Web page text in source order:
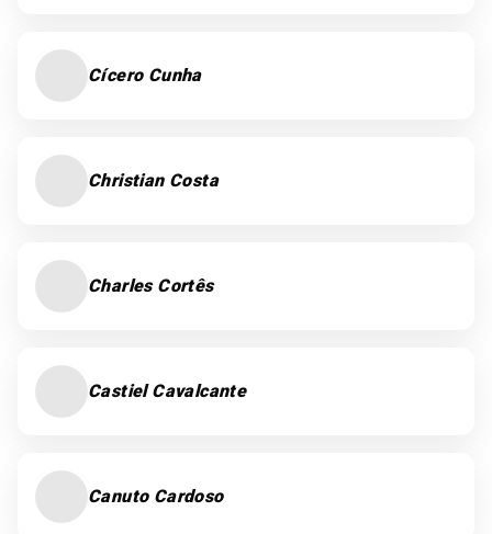
Cícero Cunha
Christian Costa
Charles Cortês
Castiel Cavalcante
Canuto Cardoso